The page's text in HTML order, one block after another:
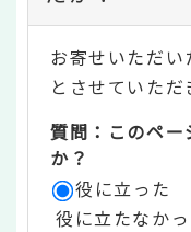
テ
ン
ツ
評
価
お寄せいただ
とさせていただ
質問：このペ
か？
役に立った
役に立たなか